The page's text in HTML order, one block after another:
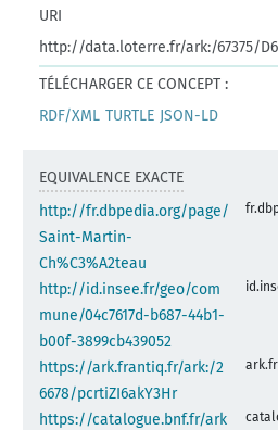
URI
http://data.loterre.fr/ark:/67375/
TÉLÉCHARGER CE CONCEPT :
RDF/XML TURTLE JSON-LD
EQUIVALENCE EXACTE
http://fr.dbpedia.org/page/
Saint-Martin-
Ch%C3%A2teau
http://id.insee.fr/geo/com
mune/04c7617d-b687-44b1-
b00f-3899cb439052
https://ark.frantiq.fr/ark:/2
6678/pcrtiZI6akY3Hr
https://catalogue.bnf.fr/ark